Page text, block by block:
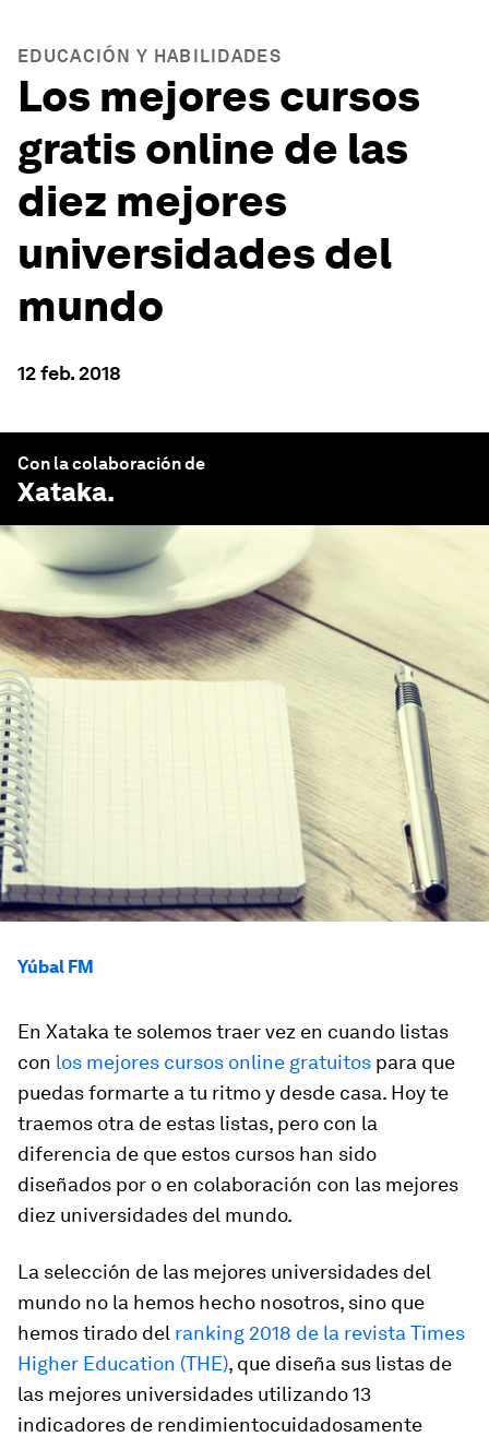
EDUCACIÓN Y HABILIDADES
Los mejores cursos
gratis online de las
diez mejores
universidades del
mundo
12 feb. 2018
Con la colaboración de
Xataka.
Yúbal FM
En Xataka te solemos traer vez en cuando listas
con los mejores cursos online gratuitos para que
puedas formarte a tu ritmo y desde casa. Hoy te
traemos otra de estas listas, pero con la
diferencia de que estos cursos han sido
diseñados por o en colaboración con las mejores
diez universidades del mundo.
La selección de las mejores universidades del
mundo no la hemos hecho nosotros, sino que
hemos tirado del ranking 2018 de la revista Times
Higher Education (THE), que diseña sus listas de
las mejores universidades utilizando 13
indicadores de rendimientocuidadosamente